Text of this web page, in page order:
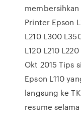
Printer Epson
L210 L300
L120 L210
Okt 2015 Tips
Epson L110
langsung ke
resume selama